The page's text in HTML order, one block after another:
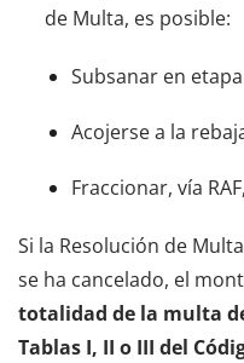
de Multa, es posible:
Subsanar en
Acojerse a la
Fraccionar, vía
Si la Resolución de
se ha cancelado, el
totalidad de la multa
Tablas I, II o III del